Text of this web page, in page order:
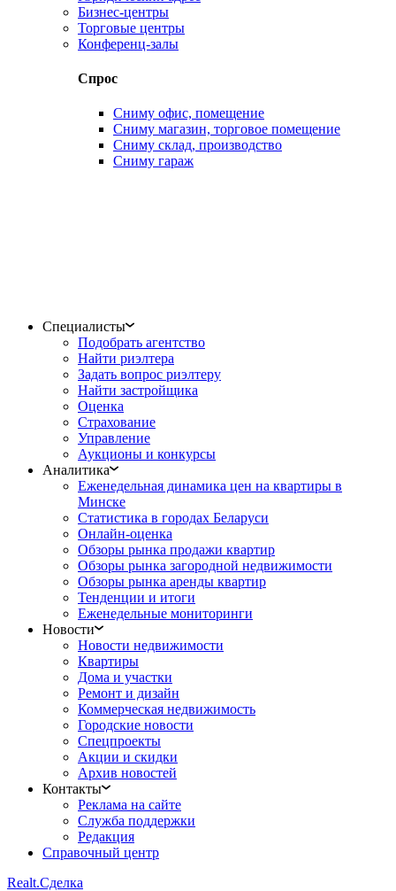
Бизнес-центры
Торговые центры
Конференц-залы
Спрос
Сниму офис, помещение
Сниму магазин, торговое помещение
Сниму склад, производство
Сниму гараж
Специалисты
Подобрать агентство
Найти риэлтера
Задать вопрос риэлтеру
Найти застройщика
Оценка
Страхование
Управление
Аукционы и конкурсы
Аналитика
Еженедельная динамика цен на квартиры в
Минске
Статистика в городах Беларуси
Онлайн-оценка
Обзоры рынка продажи квартир
Обзоры рынка загородной недвижимости
Обзоры рынка аренды квартир
Тенденции и итоги
Еженедельные мониторинги
Новости
Новости недвижимости
Квартиры
Дома и участки
Ремонт и дизайн
Коммерческая недвижимость
Городские новости
Спецпроекты
Акции и скидки
Архив новостей
Контакты
Реклама на сайте
Служба поддержки
Редакция
Справочный центр
Realt.Сделка